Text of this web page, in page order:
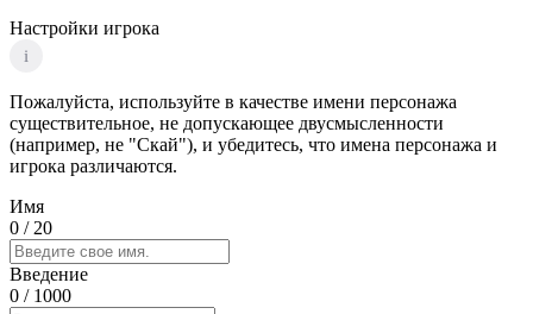
Настройки игрока
i
Пожалуйста, используйте в качестве имени персонажа
существительное, не допускающее двусмысленности
(например, не "Скай"), и убедитесь, что имена персонажа и
игрока различаются.
Имя
0 / 20
Введение
0 / 1000